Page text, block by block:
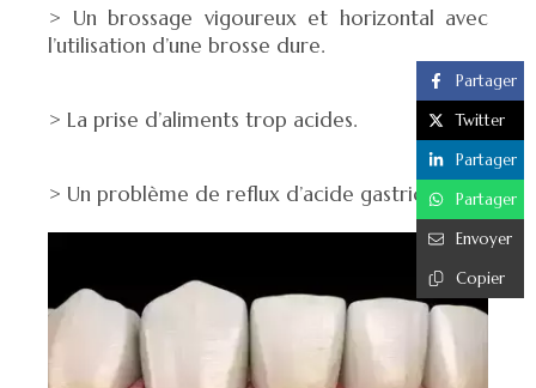
> Un brossage vigoureux et horizontal avec
l’utilisation d’une brosse dure.
> La prise d’aliments trop acides.
> Un problème de reflux d’acide gastrique.
Partager
Twitter
Partager
Partager
Envoyer
Copier